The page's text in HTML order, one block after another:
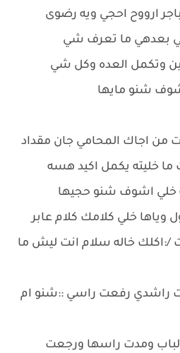
ارووح احجي ويه رضوى
بعدهي ما تعرف شي
وتكمل العده وكل شي
شنو مايها
اجاك المحامي جان مقداد
ما خليته يكمل اكيد هسه
خلي اشوف شنو حجيها
خلي كلامك كلام عابر
/:اكلك خاله سلام انت ليش ما
راشدي رفعت راسي ::شنو ام
ومدت راسها ورجعت